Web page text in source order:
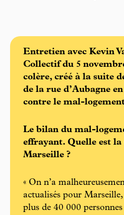
Entretien avec Kevin
Collectif du 5
colère, créé à la suite
de la rue d’Aubagne
contre le mal-
Le bilan du mal-
effrayant. Quelle est
Marseille ?
« On n’a
actualisés pour
plus de 40 000